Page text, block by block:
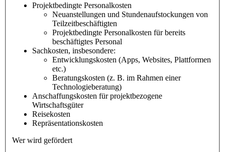
Projektbedingte Personalkosten
Neuanstellungen und Stundenaufstockungen von
Teilzeitbeschäftigten
Projektbedingte Personalkosten für bereits
beschäftigtes Personal
Sachkosten, insbesondere:
Entwicklungskosten (Apps, Websites, Plattformen
etc.)
Beratungskosten (z. B. im Rahmen einer
Technologieberatung)
Anschaffungskosten für projektbezogene
Wirtschaftsgüter
Reisekosten
Repräsentationskosten
Wer wird gefördert